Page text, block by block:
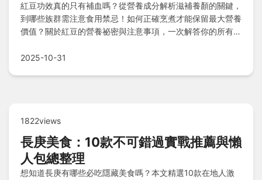
紅豆功效真的只有補血嗎？從營養成分解析滋補養顏的關鍵，
到哪些族群需注意食用禁忌！如何正確烹煮才能保留最大營養
價值？關於紅豆的營養祕密與注意事項，一次解答你的所有疑
2025-10-31
1822views
長庚美食：10款不可錯過實戰推薦與懶
人包總整理
想知道長庚有哪些必吃隱藏美食嗎？本文精選10款在地人激